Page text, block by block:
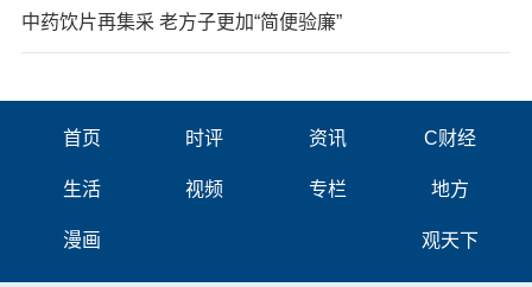
中药饮片再集采 老方子更加“简便验廉”
首页 时评 资讯 C财经
生活 视频 专栏 地方
漫画 观天下